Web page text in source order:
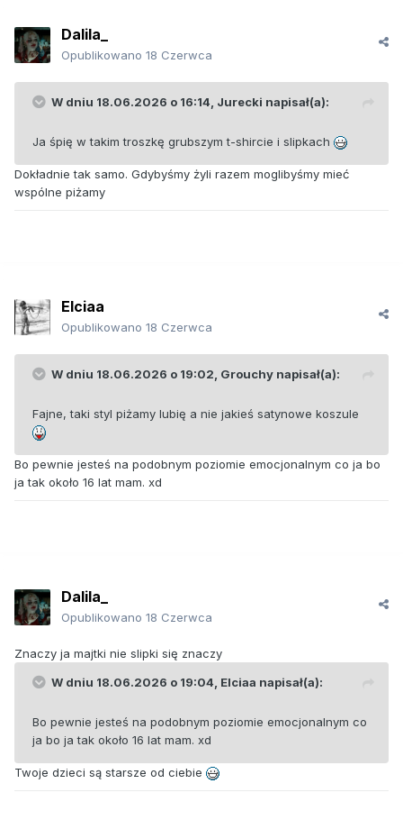
Dalila_
Opublikowano 18 Czerwca
W dniu 18.06.2026 o 16:14, Jurecki napisał(a):
Ja śpię w takim troszkę grubszym t-shircie i slipkach
Dokładnie tak samo. Gdybyśmy żyli razem moglibyśmy mieć
wspólne piżamy
Elciaa
Opublikowano 18 Czerwca
W dniu 18.06.2026 o 19:02, Grouchy napisał(a):
Fajne, taki styl piżamy lubię a nie jakieś satynowe koszule
Bo pewnie jesteś na podobnym poziomie emocjonalnym co ja bo
ja tak około 16 lat mam. xd
Dalila_
Opublikowano 18 Czerwca
Znaczy ja majtki nie slipki się znaczy
W dniu 18.06.2026 o 19:04, Elciaa napisał(a):
Bo pewnie jesteś na podobnym poziomie emocjonalnym co
ja bo ja tak około 16 lat mam. xd
Twoje dzieci są starsze od ciebie